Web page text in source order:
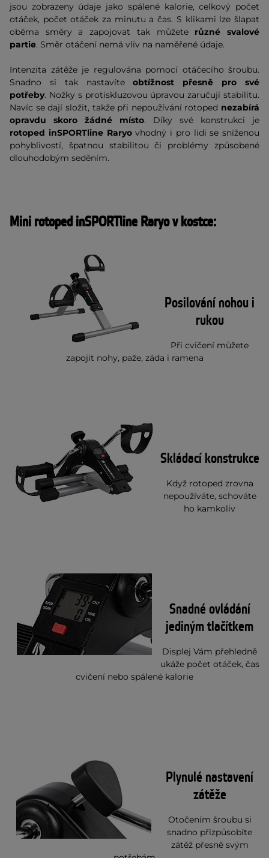
jsou zobrazeny údaje jako spálené kalorie, celkový počet
otáček, počet otáček za minutu a čas. S klikami lze šlapat
oběma směry a zapojovat tak můžete různé svalové
partie. Směr otáčení nemá vliv na naměřené údaje.
Intenzita zátěže je regulována pomocí otáčecího šroubu.
Snadno si tak nastavíteobtížnost přesně pro své
potřeby. Nožky s protiskluzovou úpravou zaručují stabilitu.
Navíc se dají složit, takže při nepoužívání rotoped nezabírá
opravdu skoro žádné místo. Díky své konstrukci je
rotoped inSPORTline Raryovhodný i pro lidi se sníženou
pohyblivostí, špatnou stabilitou či problémy způsobené
dlouhodobým seděním.
Mini rotoped inSPORTline Raryo v kostce:
Posilování nohou i
rukou
Při cvičení můžete
zapojit nohy, paže, záda i ramena
Skládací konstrukce
Když rotoped zrovna
nepoužíváte, schováte
ho kamkoliv
Snadné ovládání
jediným tlačítkem
Displej Vám přehledně
ukáže počet otáček, čas
cvičení nebo spálené kalorie
Plynulé nastavení
zátěže
Otočením šroubu si
snadno přizpůsobíte
zátěž přesně svým